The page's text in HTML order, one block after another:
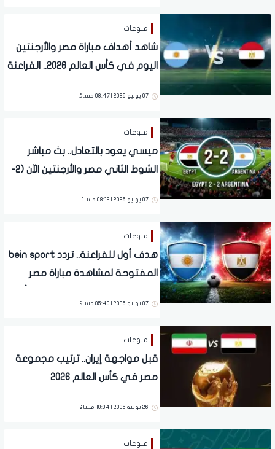
منوعات
شاهد أهداف مباراة مصر والأرجنتين
اليوم في كأس العالم 2026.. الفراعنة
07 يوليو 2026 | 08:47 مساءً
منوعات
ميسي يعود بالتعادل.. بث مباشر
الشوط الثاني مصر والأرجنتين الآن (2-
الفراعنة
07 يوليو 2026 | 08:12 مساءً
منوعات
هدف أول للفراعنة.. تردد bein sport
المفتوحة لمشاهدة مباراة مصر
العالم 2026
07 يوليو 2026 | 05:40 مساءً
منوعات
قبل مواجهة إيران.. ترتيب مجموعة
مصر في كأس العالم 2026
26 يونية 2026 | 10:04 مساءً
منوعات